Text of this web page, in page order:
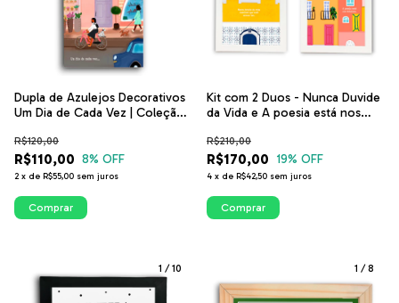
Dupla de Azulejos Decorativos
Um Dia de Cada Vez | Coleção
R$110,00
R$120,00
8% OFF
2 x de R$55,00 sem juros
Comprar
Kit com 2 Duos - Nunca Duvide
da Vida e A poesia está nos
R$170,00
R$210,00
19% OFF
4 x de R$42,50 sem juros
Comprar
1 /10 1 /8